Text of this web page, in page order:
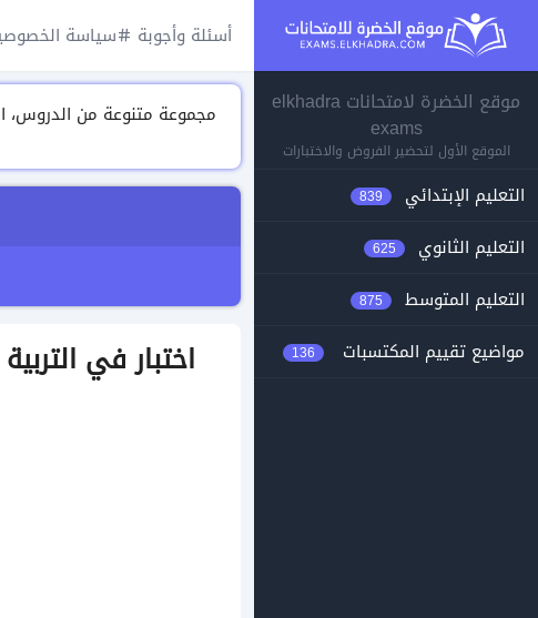
أسئلة وأجوبة سياسة
موقع الخضرة لامتحانات elkhadra
exams
الموقع الأول لتحضير الفروض والاختبارات
التعليم الإبتدائي 839
التعليم الثانوي 625
التعليم المتوسط 875
مواضيع تقييم المكتسبات 136